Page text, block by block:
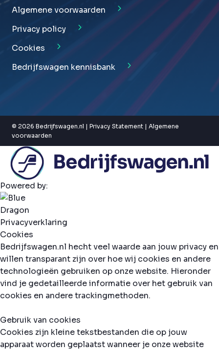
Algemene voorwaarden
Privacy policy
Cookies
Bedrijfswagen kennisbank
© 2026 Bedrijfswagen.nl | Privacy Statement | Algemene
voorwaarden
Powered by:
Privacyverklaring
Cookies
Bedrijfswagen.nl hecht veel waarde aan jouw privacy en
willen transparant zijn over hoe wij cookies en andere
technologieën gebruiken op onze website. Hieronder
vind je gedetailleerde informatie over het gebruik van
cookies en andere trackingmethoden.
Gebruik van cookies
Cookies zijn kleine tekstbestanden die op jouw
apparaat worden geplaatst wanneer je onze website